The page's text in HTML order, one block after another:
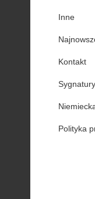
Inne
Kontakt
Polityka